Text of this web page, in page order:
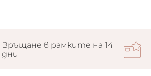
Връщане в рамките на 14
дни